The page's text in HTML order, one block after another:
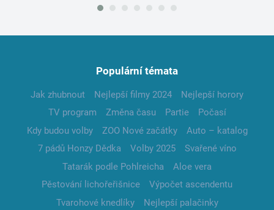
Populární témata
Jak zhubnout Nejlepší filmy 2024
Nejlepší horory
TV program
Změna času Partie
Počasí
Kdy budou volby
ZOO Nové začátky
Auto – katalog
7 pádů Honzy Dědka
Volby 2025
Svařené víno
Tatarák podle Pohlreicha
Aloe vera
Pěstování lichořeřišnice
Výpočet ascendentu
Tvarohové knedlíky
Nejlepší palačinky